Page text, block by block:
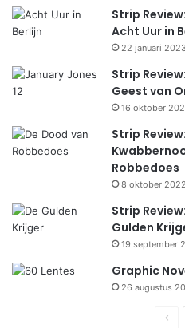
Strip
Acht Uur in
22 januari 2023
Strip
Geest van
16 oktober
Strip
Robbedoes
8 oktober 2022
Strip
Gulden
19 september
Graphic
26 augustus